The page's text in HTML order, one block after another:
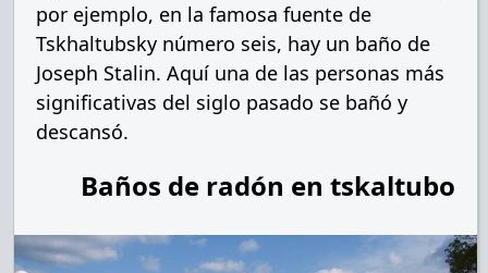
por ejemplo, en la famosa fuente de
Tskhaltubsky número seis, hay un baño de
Joseph Stalin. Aquí una de las personas más
significativas del siglo pasado se bañó y
descansó.
Baños de radón en tskaltubo